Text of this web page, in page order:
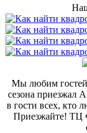
Мы любим
сезона приезжал
в гости всех, кто
Приезжайте! ТЦ